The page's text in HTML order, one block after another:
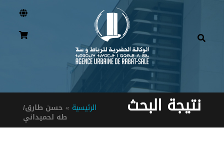
الرئيسية » حسن طارق/
طه لحميداني نتيجة البحث